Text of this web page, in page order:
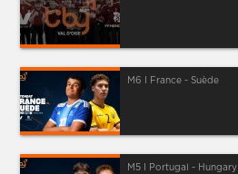
M6 I France - Suède
M5 I Portugal - Hungary